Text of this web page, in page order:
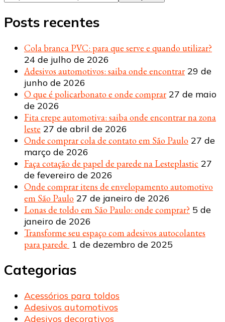
Posts recentes
Cola branca PVC: para que serve e quando utilizar?
24 de julho de 2026
Adesivos automotivos: saiba onde encontrar 29 de
junho de 2026
O que é policarbonato e onde comprar 27 de maio
de 2026
Fita crepe automotiva: saiba onde encontrar na zona
leste 27 de abril de 2026
Onde comprar cola de contato em São Paulo 27 de
março de 2026
Faça cotação de papel de parede na Lesteplastic 27
de fevereiro de 2026
Onde comprar itens de envelopamento automotivo
em São Paulo 27 de janeiro de 2026
Lonas de toldo em São Paulo: onde comprar? 5 de
janeiro de 2026
Transforme seu espaço com adesivos autocolantes
para parede 1 de dezembro de 2025
Categorias
Acessórios para toldos
Adesivos automotivos
Adesivos decorativos